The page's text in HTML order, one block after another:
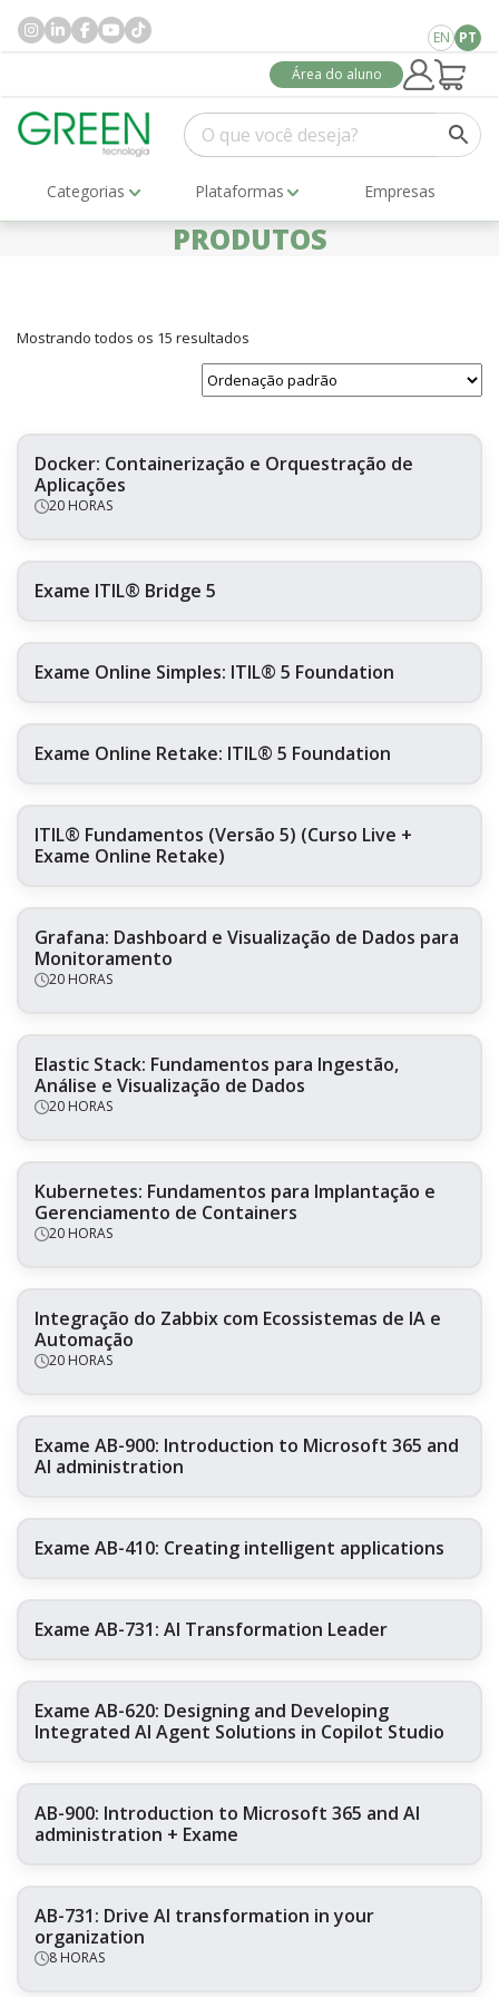
EN PT
Área do aluno
Categorias Plataformas Empresas
PRODUTOS
Mostrando todos os 15 resultados
Docker: Containerização e Orquestração de
Aplicações
20 HORAS
Exame ITIL® Bridge 5
Exame Online Simples: ITIL® 5 Foundation
Exame Online Retake: ITIL® 5 Foundation
ITIL® Fundamentos (Versão 5) (Curso Live +
Exame Online Retake)
Grafana: Dashboard e Visualização de Dados para
Monitoramento
20 HORAS
Elastic Stack: Fundamentos para Ingestão,
Análise e Visualização de Dados
20 HORAS
Kubernetes: Fundamentos para Implantação e
Gerenciamento de Containers
20 HORAS
Integração do Zabbix com Ecossistemas de IA e
Automação
20 HORAS
Exame AB-900: Introduction to Microsoft 365 and
AI administration
Exame AB-410: Creating intelligent applications
Exame AB-731: AI Transformation Leader
Exame AB-620: Designing and Developing
Integrated AI Agent Solutions in Copilot Studio
AB-900: Introduction to Microsoft 365 and AI
administration + Exame
AB-731: Drive AI transformation in your
organization
8 HORAS